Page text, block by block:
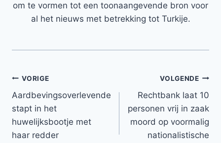
om te vormen tot een toonaangevende bron voor
al het nieuws met betrekking tot Turkije.
Bericht
navigatie
VORIGE
Aardbevingsoverlevende
stapt in het
huwelijksbootje met
haar redder
VOLGENDE
Rechtbank laat 10
personen vrij in zaak
moord op voormalig
nationalistische